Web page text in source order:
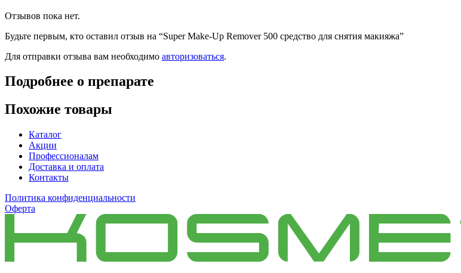
Отзывов пока нет.
Будьте первым, кто оставил отзыв на “Super Make-Up Remover 500 средство для снятия макияжа”
Для отправки отзыва вам необходимо авторизоваться.
Подробнее о препарате
Похожие товары
Каталог
Акции
Профессионалам
Доставка и оплата
Контакты
Политика конфиденциальности
Оферта